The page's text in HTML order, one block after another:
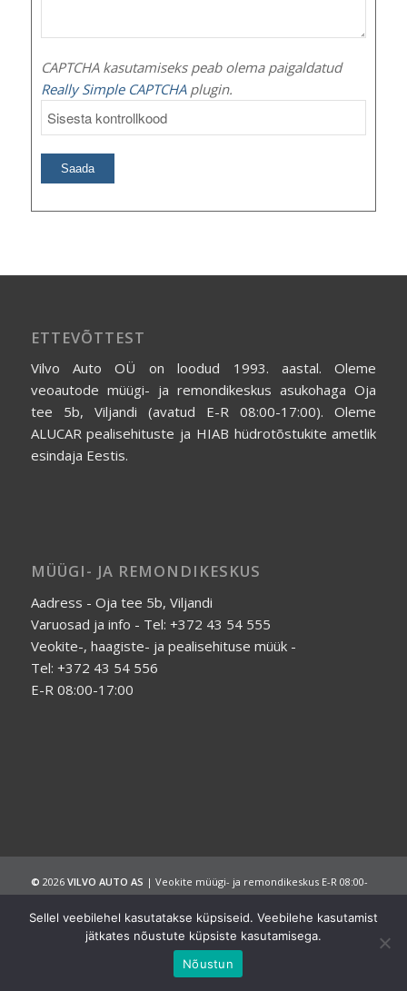
CAPTCHA kasutamiseks peab olema paigaldatud
Really Simple CAPTCHAplugin.
ETTEVÕTTEST
Vilvo Auto OÜ on loodud 1993. aastal. Oleme
veoautode müügi- ja remondikeskus asukohaga Oja
tee 5b, Viljandi (avatud E-R 08:00-17:00). Oleme
ALUCAR pealisehituste ja HIAB hüdrotõstukite ametlik
esindaja Eestis.
MÜÜGI- JA REMONDIKESKUS
Aadress - Oja tee 5b, Viljandi
Varuosad ja info - Tel: +372 43 54 555
Veokite-, haagiste- ja pealisehituse müük -
Tel: +372 43 54 556
E-R 08:00-17:00
© 2026 VILVO AUTO AS | Veokite müügi- ja remondikeskus E-R 08:00-
Avaleht
Ettevõttest Müük Teenused Galerii
Tel: +372 43 54 555
Kodulehe tegemine ja hooldus – Wisedigital
Sellel veebilehel kasutatakse küpsiseid. Veebilehe kasutamist
jätkates nõustute küpsiste kasutamisega.
Nõustun